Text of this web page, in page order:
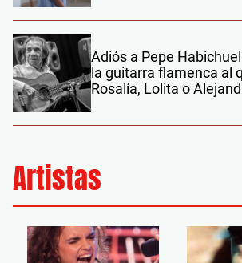
Adiós a Pepe
la guitarra flamenca al
Rosalía, Lolita o
Artistas